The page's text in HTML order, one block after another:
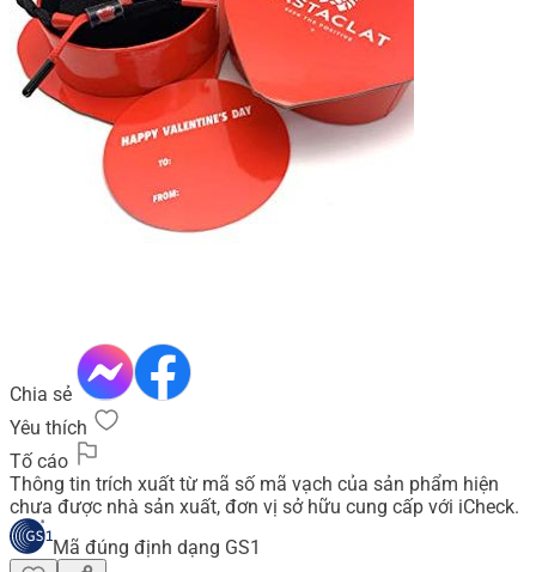
Chia sẻ
Yêu thích
Tố cáo
Thông tin trích xuất từ mã số mã vạch của sản phẩm hiện
chưa được nhà sản xuất, đơn vị sở hữu cung cấp với iCheck.
Mã đúng định dạng GS1